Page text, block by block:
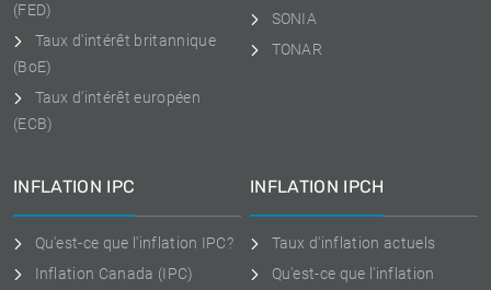
(FED)
Taux d'intérêt britannique
(BoE)
Taux d'intérêt européen
(ECB)
SONIA
TONAR
INFLATION IPC
Qu'est-ce que l'inflation IPC?
Inflation Canada (IPC)
INFLATION IPCH
Taux d'inflation actuels
Qu'est-ce que l'inflation